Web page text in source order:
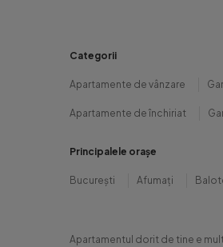
Categorii
Apartamente de vânzare
Apartamente de închiriat
Principalele orașe
București Afumați
Apartamentul dorit de tine e